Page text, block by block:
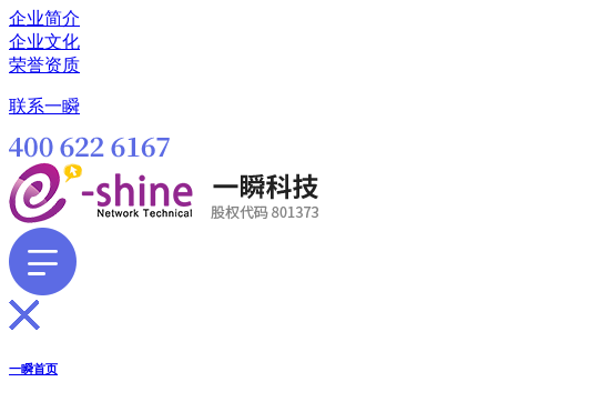
企业简介
企业文化
荣誉资质
联系一瞬
一瞬首页